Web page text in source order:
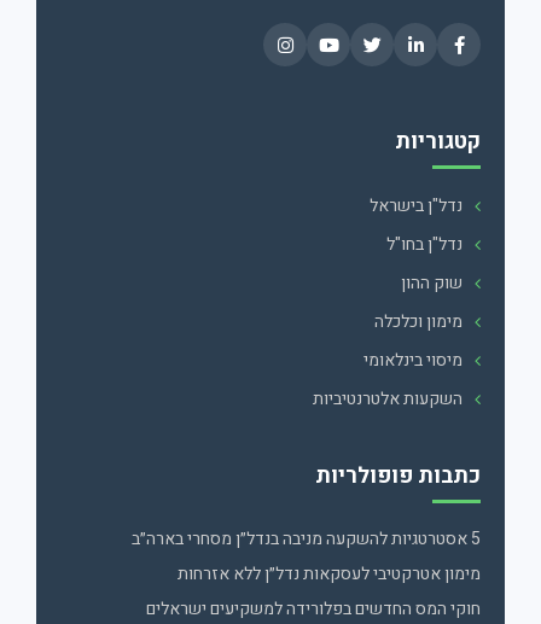
קטגוריות
נדל"ן בישראל
נדל"ן בחו"ל
שוק ההון
מימון וכלכלה
מיסוי בינלאומי
השקעות אלטרנטיביות
כתבות פופולריות
5 אסטרטגיות להשקעה מניבה בנדל״ן מסחרי בארה״ב
מימון אטרקטיבי לעסקאות נדל״ן ללא אזרחות
חוקי המס החדשים בפלורידה למשקיעים ישראלים